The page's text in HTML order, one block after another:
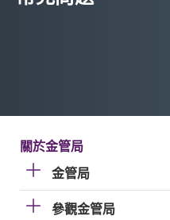
關於金管局
金管局
參觀金管局